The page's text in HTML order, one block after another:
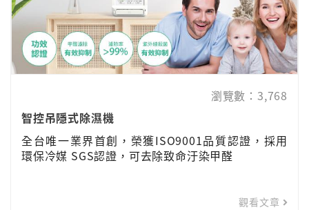
瀏覽數：3,768
智控吊隱式除濕機
全台唯一業界首創，榮獲ISO9001品質認證，採用
環保冷媒 SGS認證，可去除致命汙染甲醛
觀看文章